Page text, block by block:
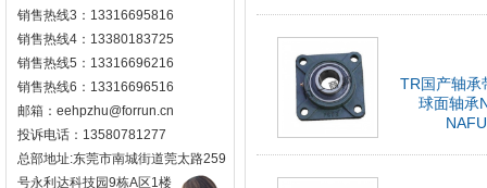
销售热线3：13316695816
销售热线4：13380183725
销售热线5：13316696216
销售热线6：13316696516
邮箱：eehpzhu@for​run.cn
投诉电话：13580781277
总部地址:东莞市南城街道莞太路259
号永利达科技园9栋A区1楼
TR国产轴承
球面轴承